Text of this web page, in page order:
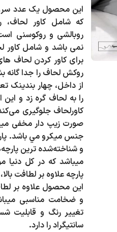
این محصول یک عدد
که شامل کاور
روبالشی و روکوسنی
نمی باشد و شامل کاور
برای کاور کردن لحاف
روکش لحاف را جدا گانه
از داخل، چهار بندینک
را به لحاف گره زد و
کاورلحاف جلوگیری
صورت زیپ دار مخفی
جنس میکرو مي باشد.
و شناخته‌شده ترین
میباشد که در کل دنیا
پارچه علاوه‌ بر لطافت
این محصول علاوه‌ بر
و ضخامت مناسبی
سانتیگراد را دارد.